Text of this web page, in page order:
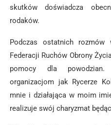
skutków doświadcza
rodaków.
Podczas ostatnich rozmów
Federacji Ruchów Obrony
pomocy dla
organizacjom jak Rycerze
mnie i działająca w moim
realizuje swój charyzmat